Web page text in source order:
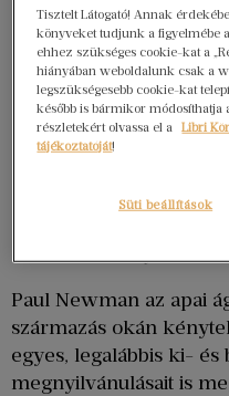
Paul Newman az apai
származás okán
egyes, legalábbis ki-
megnyilvánulásait is
Tisztelt Látogató! Annak
könyveket tudjunk a figyelmébe
ehhez szükséges cookie-kat a
hiányában weboldalunk csak a
legszükségesebb cookie-kat
később is bármikor módosíthatja
részletekért olvassa el a
Libri
tájékoztatóját!
Süti beállítások